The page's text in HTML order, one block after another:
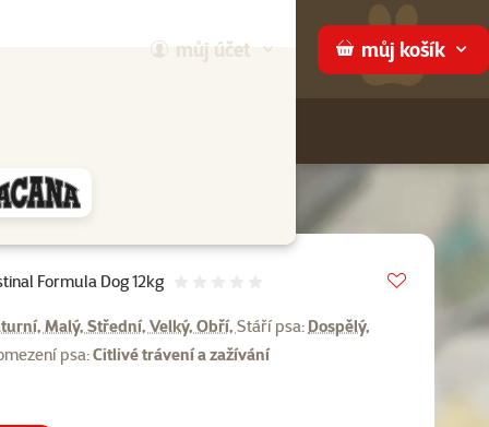
můj účet můj košík
Formula Dog 12kg
Malý, Střední, Velký, Obří, Stáří psa: Dospělý,
psa:Citlivé trávení a zažívání